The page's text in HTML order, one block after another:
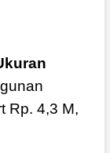
Rp. 4,3 M,